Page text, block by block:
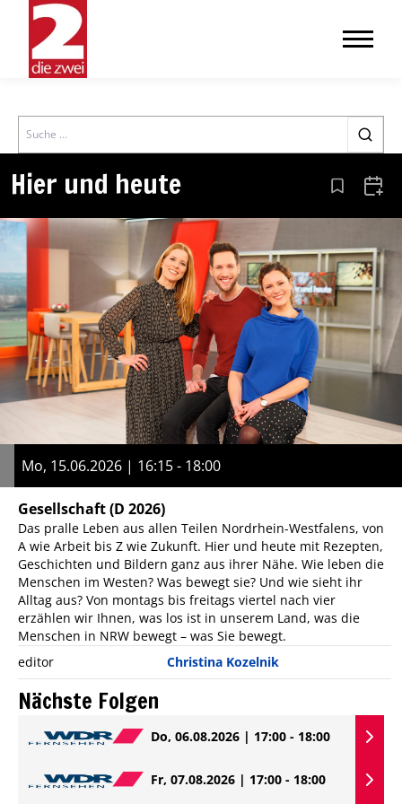
Search
Hier und heute Aus den
Mo, 15.06.2026 | 16:15 - 18:00
Gesellschaft(D 2026)
Das pralle Leben aus allen Teilen Nordrhein-Westfalens, von
A wie Arbeit bis Z wie Zukunft. Hier und heute mit Rezepten,
Geschichten und Bildern ganz aus ihrer Nähe. Wie leben die
Menschen im Westen? Was bewegt sie? Und wie sieht ihr
Alltag aus? Von montags bis freitags viertel nach vier
erzählen wir Ihnen, was los ist in unserem Land, was die
Menschen in NRW bewegt – was Sie bewegt.
editor
Christina Kozelnik
Nächste Folgen
Do, 06.08.2026 | 17:00 - 18:00
Fr, 07.08.2026 | 17:00 - 18:00